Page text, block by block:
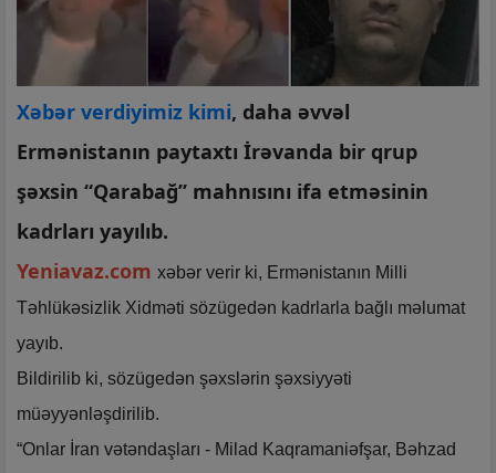
Xəbər verdiyimiz kimi, daha əvvəl
Ermənistanın paytaxtı İrəvanda bir qrup
şəxsin “Qarabağ” mahnısını ifa etməsinin
kadrları yayılıb.
Yeniavaz.com xəbər verir ki, Ermənistanın Milli
Təhlükəsizlik Xidməti sözügedən kadrlarla bağlı məlumat
yayıb.
Bildirilib ki, sözügedən şəxslərin şəxsiyyəti
müəyyənləşdirilib.
“Onlar İran vətəndaşları - Milad Kaqramaniəfşar, Bəhzad